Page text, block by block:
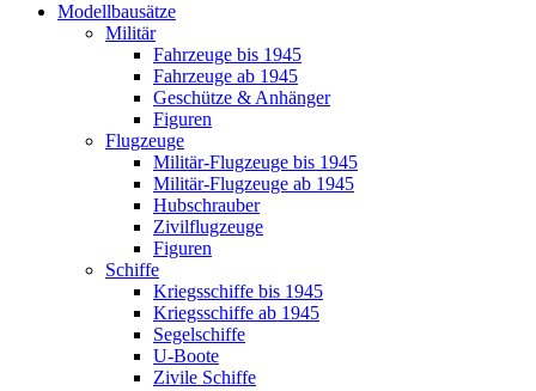
Modellbausätze
Militär
Fahrzeuge bis 1945
Fahrzeuge ab 1945
Geschütze & Anhänger
Figuren
Flugzeuge
Militär-Flugzeuge bis 1945
Militär-Flugzeuge ab 1945
Hubschrauber
Zivilflugzeuge
Figuren
Schiffe
Kriegsschiffe bis 1945
Kriegsschiffe ab 1945
Segelschiffe
U-Boote
Zivile Schiffe